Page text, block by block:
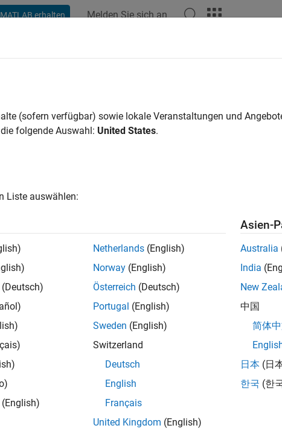
MATLAB erhalten Melden Sie sich an
(sofern verfügbar) sowie lokale Veranstaltungen und
folgende Auswahl: United States.
Liste auswählen:
(Deutsch)
(English)
Netherlands (English)
Norway (English)
Österreich (Deutsch)
Portugal (English)
Sweden (English)
Switzerland
Deutsch
English
Français
United Kingdom (English)
Asien-
Australia
India
New
中国
简体
日本 (日
한국 (한